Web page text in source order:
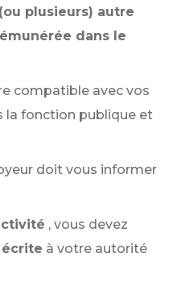
plusieurs) autre
dans le
compatible avec vos
la fonction publique et
doit vous informer
, vous devez
à votre autorité